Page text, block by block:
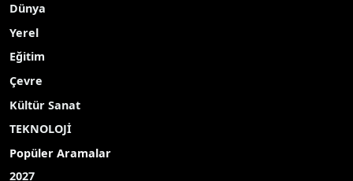
Dünya
Yerel
Eğitim
Çevre
Kültür Sanat
TEKNOLOJİ
Popüler Aramalar
2027